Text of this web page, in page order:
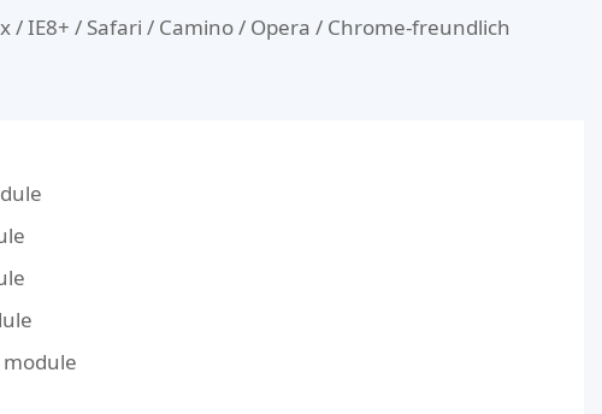
/ IE8+ / Safari / Camino / Opera / Chrome-freundlich